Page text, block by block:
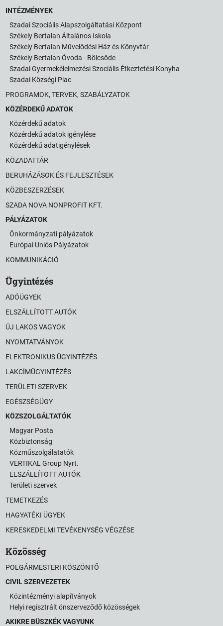
INTÉZMÉNYEK
Szadai Szociális Alapszolgáltatási Központ
Székely Bertalan Általános Iskola
Székely Bertalan Művelődési Ház és Könyvtár
Székely Bertalan Óvoda - Bölcsőde
Szadai Gyermekélelmezési Szociális Étkeztetési Konyha
Szadai Községi Piac
PROGRAMOK, TERVEK, SZABÁLYZATOK
KÖZÉRDEKŰ ADATOK
Közérdekű adatok
Közérdekű adatok igénylése
Közérdekű adatigénylések
KÖZADATTÁR
BERUHÁZÁSOK ÉS FEJLESZTÉSEK
KÖZBESZERZÉSEK
SZADA NOVA NONPROFIT KFT.
PÁLYÁZATOK
Önkormányzati pályázatok
Európai Uniós Pályázatok
KOMMUNIKÁCIÓ
Ügyintézés
ADÓÜGYEK
ELSZÁLLÍTOTT AUTÓK
ÚJ LAKOS VAGYOK
NYOMTATVÁNYOK
ELEKTRONIKUS ÜGYINTÉZÉS
LAKCÍMÜGYINTÉZÉS
TERÜLETI SZERVEK
EGÉSZSÉGÜGY
KÖZSZOLGÁLTATÓK
Magyar Posta
Közbiztonság
Közműszolgálatatók
VERTIKAL Group Nyrt.
ELSZÁLLÍTOTT AUTÓK
Területi szervek
TEMETKEZÉS
HAGYATÉKI ÜGYEK
KERESKEDELMI TEVÉKENYSÉG VÉGZÉSE
Közösség
POLGÁRMESTERI KÖSZÖNTŐ
CIVIL SZERVEZETEK
Közintézményi alapítványok
Helyi regisztrált önszerveződő közösségek
AKIKRE BÜSZKÉK VAGYUNK